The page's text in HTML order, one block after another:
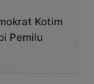
Kotim
Pemilu